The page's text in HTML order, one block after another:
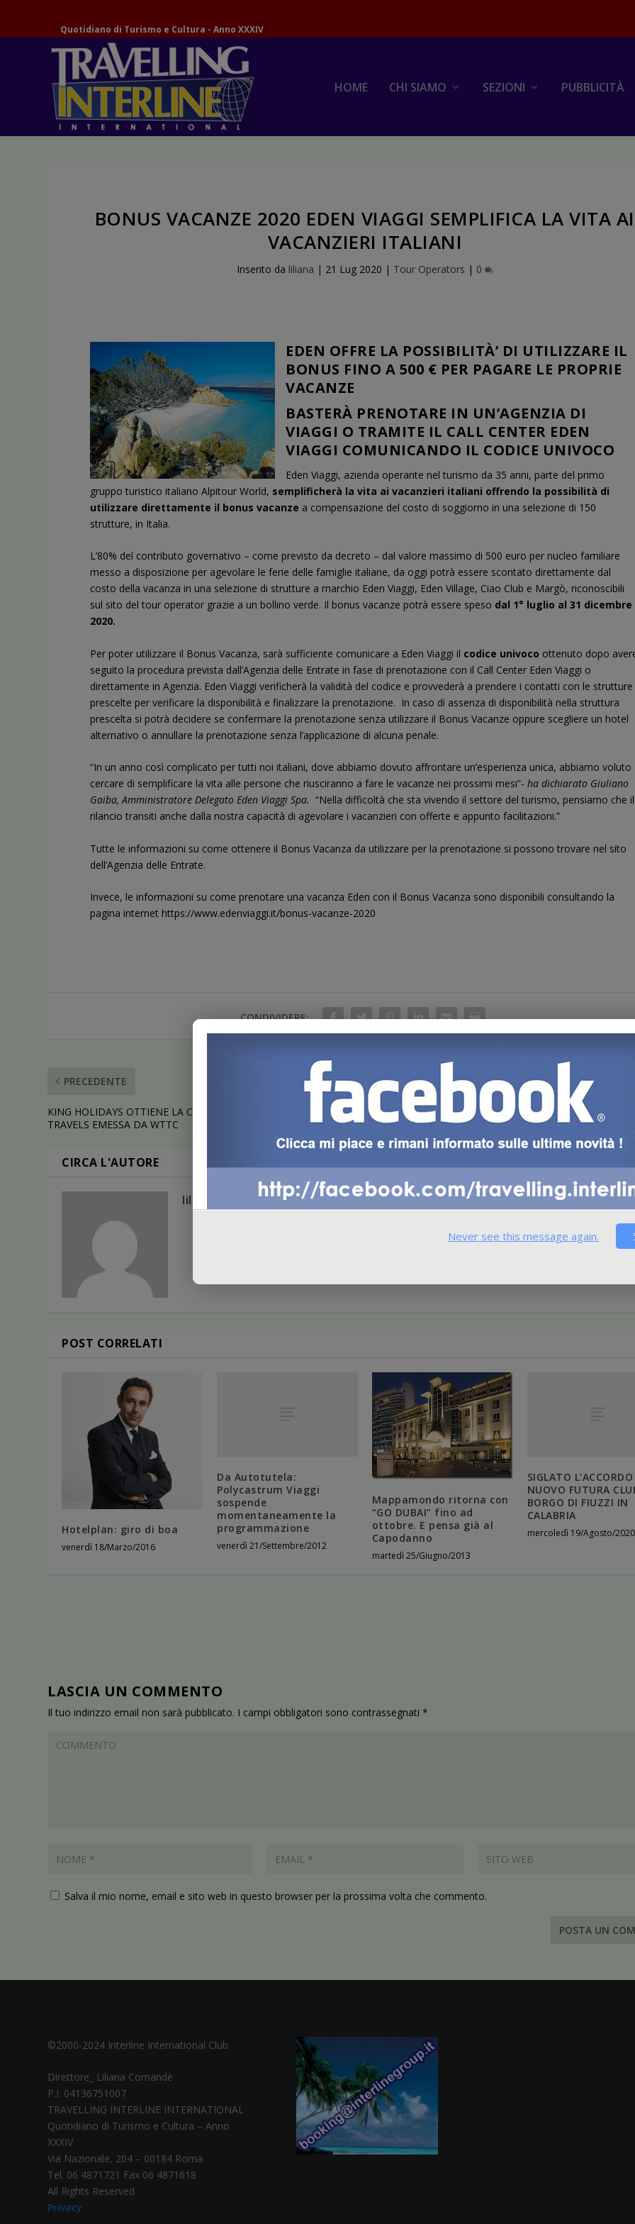
Quotidiano di Turismo e Cultura - Anno XXXIV
HOME CHI SIAMO SEZIONI PUBBLICITÀ
BONUS VACANZE 2020 EDEN VIAGGI SEMPLIFICA LA VITA AI
VACANZIERI ITALIANI
Inserito da liliana | 21 Lug 2020 | Tour Operators | 0
EDEN OFFRE LA POSSIBILITÀ’ DI UTILIZZARE IL
BONUS FINO A 500 € PER PAGARE LE PROPRIE
VACANZE
BASTERÀ PRENOTARE IN UN’AGENZIA DI
VIAGGI O TRAMITE IL CALL CENTER EDEN
VIAGGI COMUNICANDO IL CODICE UNIVOCO
Eden Viaggi, azienda operante nel turismo da 35 anni, parte del primo
gruppo turistico italiano Alpitour World, semplificherà la vita ai vacanzieri italiani offrendo la possibilità di
utilizzare direttamente il bonus vacanze a compensazione del costo di soggiorno in una selezione di 150
strutture, in Italia.
L’80% del contributo governativo – come previsto da decreto – dal valore massimo di 500 euro per nucleo familiare
messo a disposizione per agevolare le ferie delle famiglie italiane, da oggi potrà essere scontato direttamente dal
costo della vacanza in una selezione di strutture a marchio Eden Viaggi, Eden Village, Ciao Club e Margò, riconoscibili
sul sito del tour operator grazie a un bollino verde. Il bonus vacanze potrà essere speso dal 1° luglio al 31 dicembre
2020.
Per poter utilizzare il Bonus Vacanza, sarà sufficiente comunicare a Eden Viaggi il codice univoco ottenuto dopo
seguito la procedura prevista dall’Agenzia delle Entrate in fase di prenotazione con il Call Center Eden Viaggi o
direttamente in Agenzia. Eden Viaggi verificherà la validità del codice e provvederà a prendere i contatti con le strutture
prescelte per verificare la disponibilità e finalizzare la prenotazione. In caso di assenza di disponibilità nella struttura
prescelta si potrà decidere se confermare la prenotazione senza utilizzare il Bonus Vacanze oppure scegliere un hotel
alternativo o annullare la prenotazione senza l’applicazione di alcuna penale.
“In un anno così complicato per tutti noi italiani, dove abbiamo dovuto affrontare un’esperienza unica, abbiamo voluto
cercare di semplificare la vita alle persone che riusciranno a fare le vacanze nei prossimi mesi”-ha dichiarato Giuliano
Gaiba, Amministratore Delegato Eden Viaggi Spa.“Nella difficoltà che sta vivendo il settore del turismo, pensiamo che il
rilancio transiti anche dalla nostra capacità di agevolare i vacanzieri con offerte e appunto facilitazioni.”
Tutte le informazioni su come ottenere il Bonus Vacanza da utilizzare per la prenotazione si possono trovare nel sito
dell’Agenzia delle Entrate.
Invece, le informazioni su come prenotare una vacanza Eden con il Bonus Vacanza sono disponibili consultando la
pagina internet https://www.edenviaggi.it/bonus-vacanze-2020
CONDIVIDERE:
PRECEDENTE
KING HOLIDAYS OTTIENE LA CERTIFICAZIONE SAFE
TRAVELS EMESSA DA WTTC
Intervento di Dario Franceschini, Ministro
attività culturali e
CIRCA L'AUTORE
liliana
POST CORRELATI
Hotelplan: giro di boa
venerdì 18/Marzo/2016
Da Autotutela:
Polycastrum Viaggi
sospende
momentaneamente la
programmazione
venerdì 21/Settembre/2012
Mappamondo ritorna con
“GO DUBAI” fino ad
ottobre. E pensa già al
Capodanno
martedì 25/Giugno/2013
SIGLATO
NUOVO FUTURA
BORGO DI FIUZZI IN
CALABRIA
mercoledì 19/Agosto/2020
LASCIA UN COMMENTO
Il tuo indirizzo email non sarà pubblicato. I campi obbligatori sono contrassegnati*
Salva il mio nome, email e sito web in questo browser per la prossima volta che commento.
©2000-2024 Interline International Club
Direttore_ Liliana Comandè
P.I. 04136751007
TRAVELLING INTERLINE INTERNATIONAL
Quotidiano di Turismo e Cultura – Anno
XXXIV
Via Nazionale, 204 – 00184 Roma
Tel. 06 4871721 Fax 06 4871618
All Rights Reserved
Privacy
Never see this message again.